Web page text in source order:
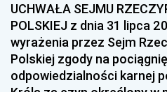
1954 1953
1951 1950
1948 1947
1939 1938
UCHWAŁA SEJMU
POLSKIEJ z dnia 31 lipca
wyrażenia przez Sejm
Polskiej zgody na
odpowiedzialności karnej